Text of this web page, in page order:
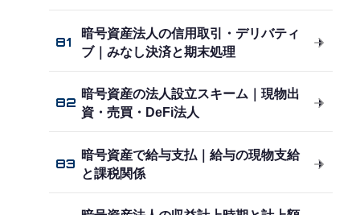
81
暗号資産法人の信用取引・デリバティ
ブ｜みなし決済と期末処理
82
暗号資産の法人設立スキーム｜現物出
資・売買・DeFi法人
83
暗号資産で給与支払｜給与の現物支給
と課税関係